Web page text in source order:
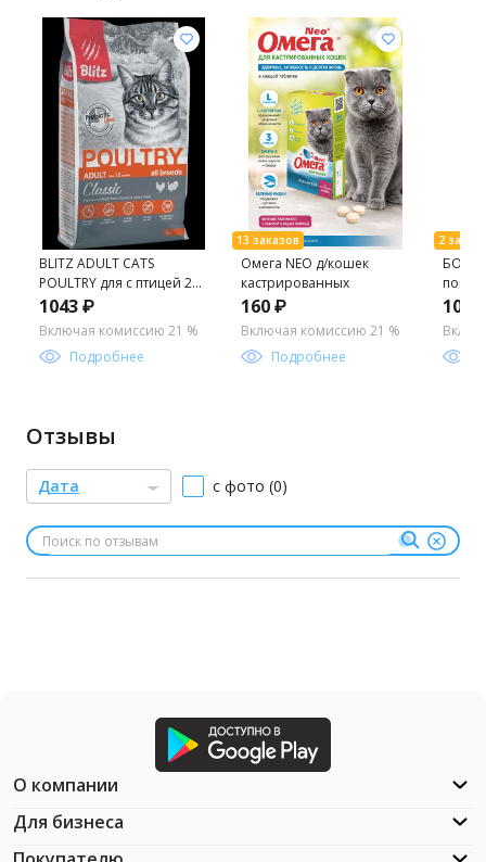
BLITZ ADULT CATS
POULTRY для с птицей 2
кг BCD06-1-02000
1043 ₽
Включая комиссию 21 %
Подробнее
Омега NEO д/кошек
кастрированных
160 ₽
Включая комиссию 21 %
Подробнее
г.
100
Отзывы
Дата с фото (0)
О компании
Для бизнеса